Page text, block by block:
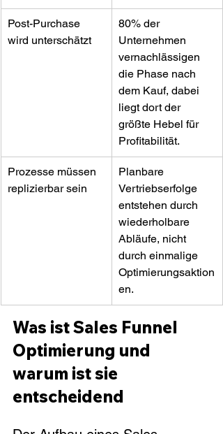
Post-Purchase
wird unterschätzt
80% der
Unternehmen
vernachlässigen
die Phase nach
dem Kauf, dabei
liegt dort der
größte Hebel für
Profitabilität.
Prozesse müssen
replizierbar sein
Planbare
Vertriebserfolge
entstehen durch
wiederholbare
Abläufe, nicht
durch einmalige
Optimierungsaktion
en.
Was ist Sales Funnel
Optimierung und
warum ist sie
entscheidend